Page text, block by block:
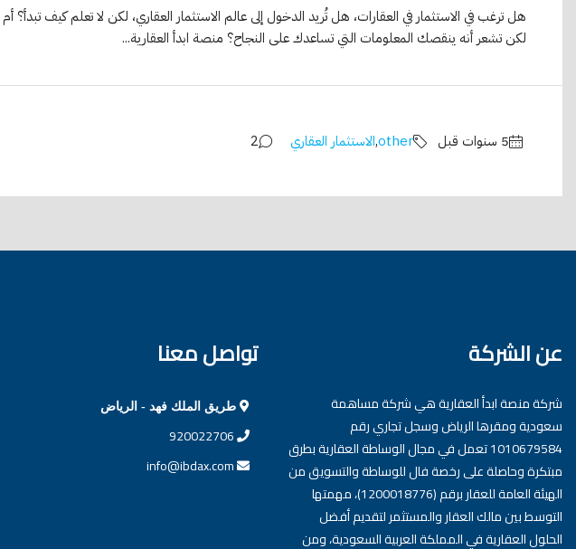
هل ترغب في الاستثمار في العقارات، هل تُريد الدخول إلى عالم الاستثمار العقاري، لكن لا تعلم كيف تبدأ؟ أم
لكن تشعر أنه ينقصك المعلومات التي تساعدك على النجاح؟ منصة ابدأ العقارية...
other
,الاستثمار العقاري 2
عن الشركة
شركة منصة ابدأ العقارية هي شركة مساهمة
سعودية ومقرها الرياض وسجل تجاري رقم
1010679584 تعمل في مجال الوساطة العقارية بطرق
مبتكرة وحاصلة على رخصة فال للوساطة والتسويق من
الهيئة العامة للعقار برقم (1200018776)، مهمتها
التوسط بين مالك العقار والمستثمر لتقديم أفضل
الحلول العقارية في المملكة العربية السعودية، ومن
تواصل معنا
طريق الملك فهد - الرياض
info@ibdax.com